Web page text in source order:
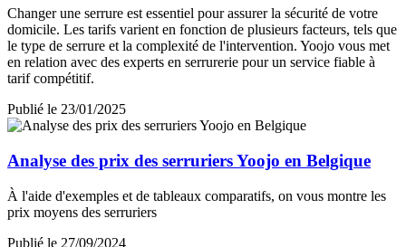
Changer une serrure est essentiel pour assurer la sécurité de votre
domicile. Les tarifs varient en fonction de plusieurs facteurs, tels que
le type de serrure et la complexité de l'intervention. Yoojo vous met
en relation avec des experts en serrurerie pour un service fiable à
tarif compétitif.
Publié le 23/01/2025
Analyse des prix des serruriers Yoojo en Belgique
À l'aide d'exemples et de tableaux comparatifs, on vous montre les
prix moyens des serruriers
Publié le 27/09/2024